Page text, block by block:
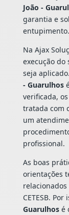
João -
garantia e
entupimento.
Na Ajax
execução do
seja
- Guarulhos
verificada,
tratada com
um
profissional.
As boas
orientações
CETESB. Por
Guarulhosé